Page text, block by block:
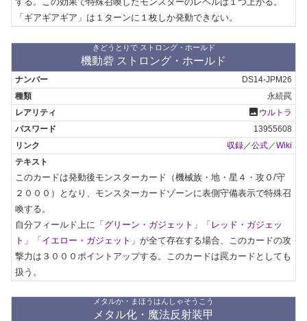
「ギアギアギア」は１ターンに１枚しか発動できない。
きどうとりで ストロング・ホールド
機動砦 ストロング・ホールド
DS14-JPM26
永続罠
photo ウルトラ
13955608
収録 ／公式 ／Wiki
このカードは発動後モンスターカード（機械族・地・星４・攻０/守
２０００）となり、モンスターカードゾーンに表側守備表示で特殊召
喚する。
自分フィールド上に「グリーン・ガジェット 」「 レッド・ガジェッ
ト 」「イエロー・ガジェット 」が全て存在する場合、このカードの攻
撃力は３０００ポイントアップする。このカードは罠カードとしても
扱う。
メタルか・まほうはんしゃそうこう
メタル化・魔法反射装甲